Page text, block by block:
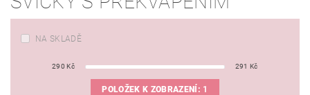
NA SKLADĚ
290 Kč 291 Kč
POLOŽEK K ZOBRAZENÍ: 1